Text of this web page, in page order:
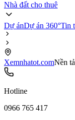
Nhà đất cho thuê
Dự ánDự án 360°Tin
Xemnhatot.comNền
Hotline
0966 765 417